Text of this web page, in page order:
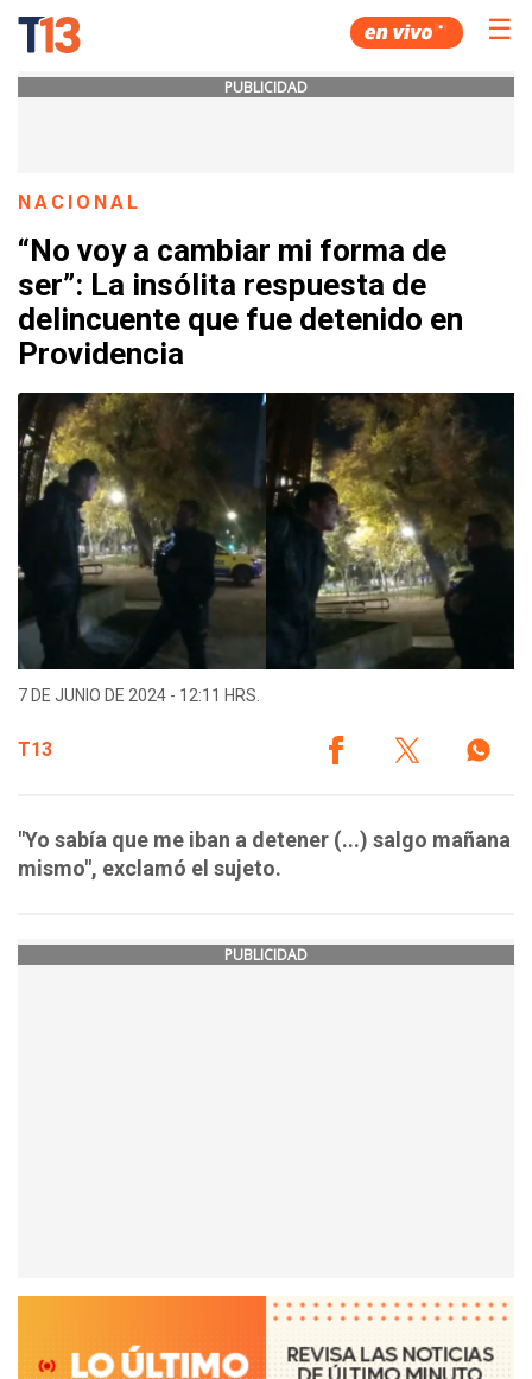
☰
PUBLICIDAD
NACIONAL
“No voy a cambiar mi forma de
ser”: La insólita respuesta de
delincuente que fue detenido en
Providencia
7 DE JUNIO DE 2024 - 12:11 HRS.
T13
"Yo sabía que me iban a detener (...) salgo mañana
mismo", exclamó el sujeto.
PUBLICIDAD